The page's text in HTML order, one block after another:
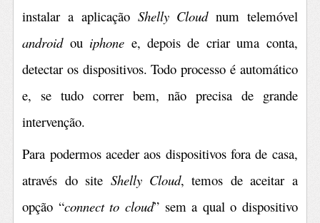
instalar a aplicação Shelly Cloudnum telemóvel
androidou iphone e, depois de criar uma conta,
detectar os dispositivos. Todo processo é automático
e, se tudo correr bem, não precisa de grande
intervenção.
Para podermos aceder aos dispositivos fora de casa,
através do site Shelly Cloud, temos de aceitar a
opção “connect to cloud” sem a qual o dispositivo